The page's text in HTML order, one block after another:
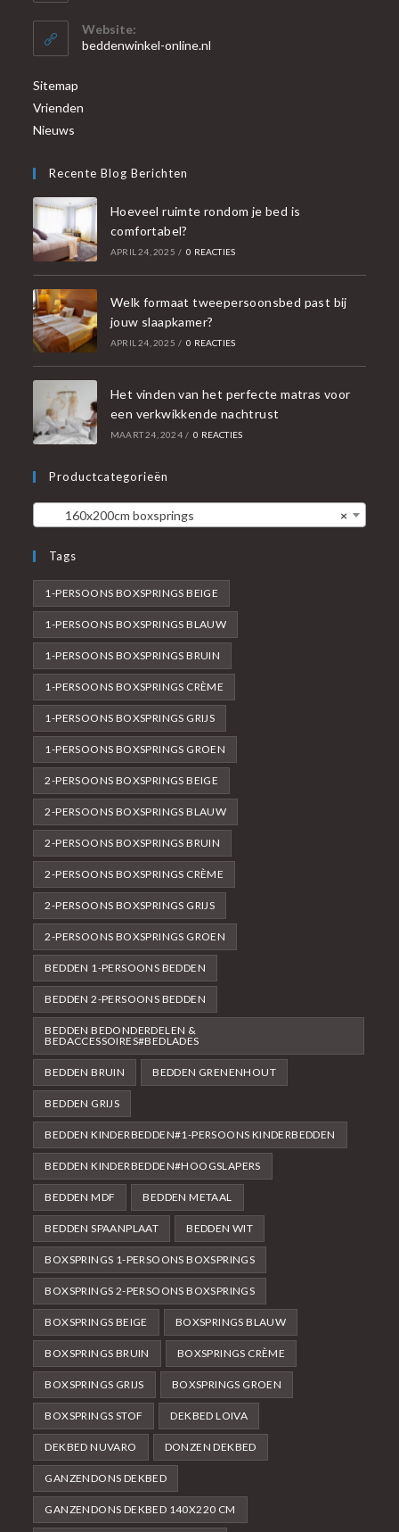
Website:
beddenwinkel-online.nl
Sitemap
Vrienden
Nieuws
Recente Blog Berichten
Hoeveel ruimte rondom je bed is
comfortabel?
APRIL 24, 2025 / 0 REACTIES
Welk formaat tweepersoonsbed past bij
jouw slaapkamer?
APRIL 24, 2025 / 0 REACTIES
Het vinden van het perfecte matras voor
een verkwikkende nachtrust
MAART 24, 2024 / 0 REACTIES
Productcategorieën
×
160x200cm boxsprings
Tags
1-PERSOONS BOXSPRINGS BEIGE
1-PERSOONS BOXSPRINGS BLAUW
1-PERSOONS BOXSPRINGS BRUIN
1-PERSOONS BOXSPRINGS CRÈME
1-PERSOONS BOXSPRINGS GRIJS
1-PERSOONS BOXSPRINGS GROEN
2-PERSOONS BOXSPRINGS BEIGE
2-PERSOONS BOXSPRINGS BLAUW
2-PERSOONS BOXSPRINGS BRUIN
2-PERSOONS BOXSPRINGS CRÈME
2-PERSOONS BOXSPRINGS GRIJS
2-PERSOONS BOXSPRINGS GROEN
BEDDEN 1-PERSOONS BEDDEN
BEDDEN 2-PERSOONS BEDDEN
BEDDEN BEDONDERDELEN &
BEDACCESSOIRES#BEDLADES
BEDDEN BRUIN BEDDEN GRENENHOUT
BEDDEN GRIJS
BEDDEN KINDERBEDDEN#1-PERSOONS KINDERBEDDEN
BEDDEN KINDERBEDDEN#HOOGSLAPERS
BEDDEN MDF BEDDEN METAAL
BEDDEN SPAANPLAAT BEDDEN WIT
BOXSPRINGS 1-PERSOONS BOXSPRINGS
BOXSPRINGS 2-PERSOONS BOXSPRINGS
BOXSPRINGS BEIGE BOXSPRINGS BLAUW
BOXSPRINGS BRUIN BOXSPRINGS CRÈME
BOXSPRINGS GRIJS BOXSPRINGS GROEN
BOXSPRINGS STOF DEKBED LOIVA
DEKBED NUVARO DONZEN DEKBED
GANZENDONS DEKBED
GANZENDONS DEKBED 140X220 CM